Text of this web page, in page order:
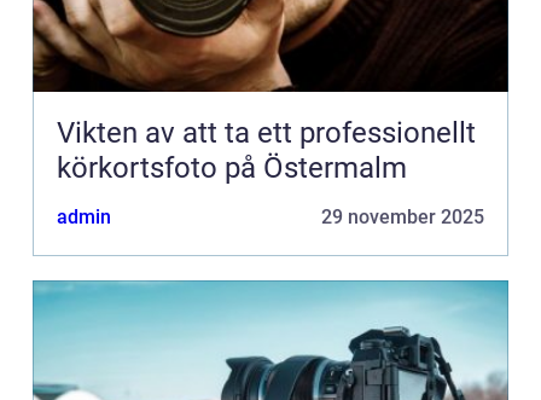
Vikten av att ta ett professionellt
körkortsfoto på Östermalm
admin 29 november 2025